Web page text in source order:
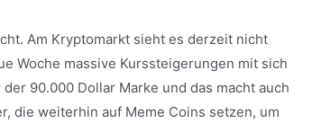
Am Kryptomarkt sieht es derzeit nicht
Woche massive Kurssteigerungen mit sich
90.000 Dollar Marke und das macht auch
die weiterhin auf Meme Coins setzen, um